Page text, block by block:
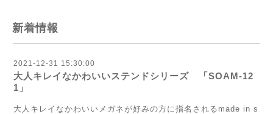
新着情報
2021-12-31 15:30:00
大人キレイなかわいいステンドシリーズ 「SOAM-12
1」
大人キレイなかわいいメガネが好みの方に指名されるmade in s